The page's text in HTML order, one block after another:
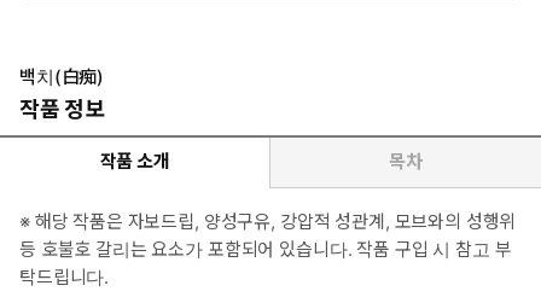
사이 그의 비공식적인 정부가 되었다.
*이럴 때 보세요: 아무것도 모르는 백치를 가지고 놀던 남자가 결국
그 백치에게 지고 마는 과정이 보고 싶을 때
*공감 글귀: 네 주인님한테 죄송하다고 해, 연아. 우리 붙어먹는 거
전부 다, 보고 계실 테니까.
백치(白痴)
작품 정보
작품 소개 목차
※ 해당 작품은 자보드립, 양성구유, 강압적 성관계, 모브와의 성행위
등 호불호 갈리는 요소가 포함되어 있습니다. 작품 구입 시 참고 부
탁드립니다.